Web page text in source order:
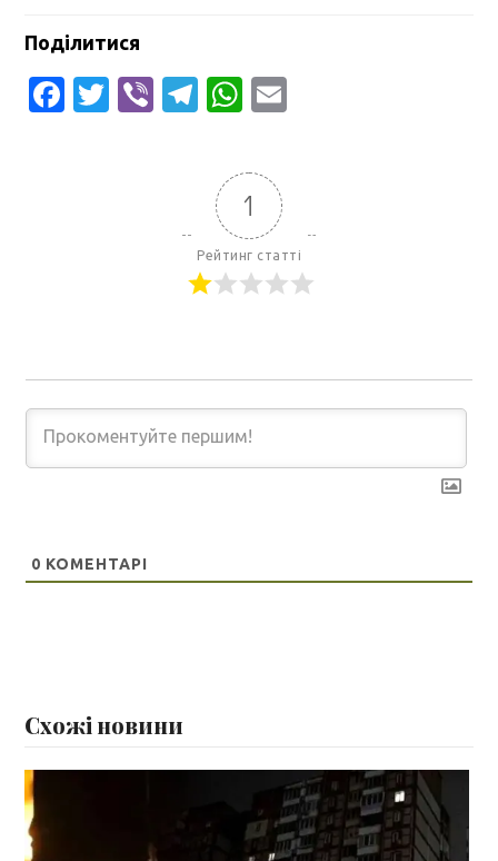
Поділитися
Facebook
Twitter
ViberTelegram
WhatsApp
1
Рейтинг статті
0 КОМЕНТАРІ
Схожі новини